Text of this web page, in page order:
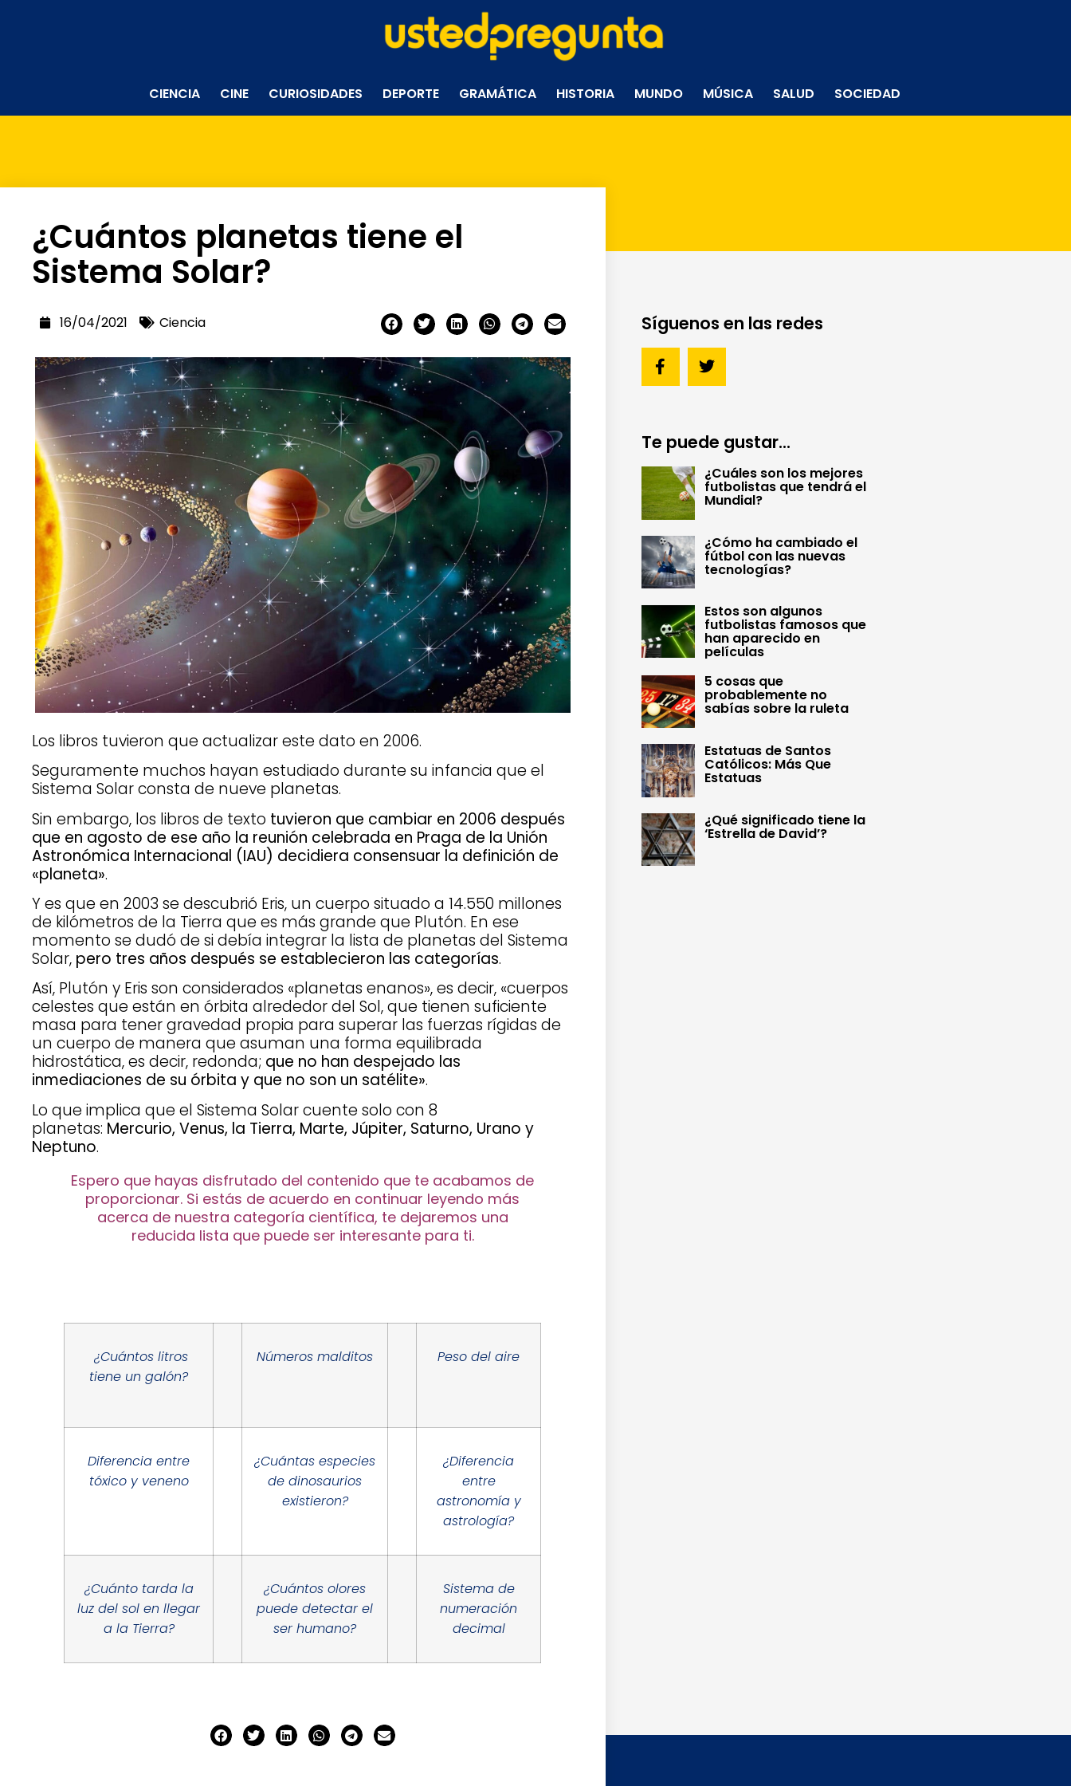
CIENCIA CINE CURIOSIDADES DEPORTE GRAMÁTICA HISTORIA MUNDO MÚSICA SALUD SOCIEDAD
¿Cuántos planetas tiene el
Sistema Solar?
16/04/2021 Ciencia
Los libros tuvieron que actualizar este dato en 2006.
Seguramente muchos hayan estudiado durante su infancia que el
Sistema Solar consta de nueve planetas.
Sin embargo, los libros de texto tuvieron que cambiar en 2006 después
que en agosto de ese año la reunión celebrada en Praga de la Unión
Astronómica Internacional (IAU) decidiera consensuar la definición de
«planeta».
Y es que en 2003 se descubrió Eris, un cuerpo situado a 14.550 millones
de kilómetros de la Tierra que es más grande que Plutón. En ese
momento se dudó de si debía integrar la lista de planetas del Sistema
Solar, pero tres años después se establecieron las categorías.
Así, Plutón y Eris son considerados «planetas enanos», es decir, «cuerpos
celestes que están en órbita alrededor del Sol, que tienen suficiente
masa para tener gravedad propia para superar las fuerzas rígidas de
un cuerpo de manera que asuman una forma equilibrada
hidrostática, es decir, redonda; que no han despejado las
inmediaciones de su órbita y que no son un satélite».
Lo que implica que el Sistema Solar cuente solo con 8
planetas: Mercurio, Venus, la Tierra, Marte, Júpiter, Saturno, Urano y
Neptuno.
Espero que hayas disfrutado del contenido que te acabamos de
proporcionar. Si estás de acuerdo en continuar leyendo más
acerca de nuestra categoría científica, te dejaremos una
reducida lista que puede ser interesante para ti.
¿Cuántos litros
tiene un galón?
Números malditos Peso del aire
Diferencia entre
tóxico y veneno
¿Cuántas especies
de dinosaurios
existieron?
¿Diferencia
entre
astronomía y
astrología?
¿Cuánto tarda la
luz del sol en llegar
a la Tierra?
¿Cuántos olores
puede detectar el
ser humano?
Sistema de
numeración
decimal
Síguenos en las redes
Te puede gustar...
¿Cuáles son los mejores
futbolistas que tendrá el
Mundial?
¿Cómo ha cambiado el
fútbol con las nuevas
tecnologías?
Estos son algunos
futbolistas famosos que
han aparecido en
películas
5 cosas que
probablemente no
sabías sobre la ruleta
Estatuas de Santos
Católicos: Más Que
Estatuas
¿Qué significado tiene la
‘Estrella de David’?